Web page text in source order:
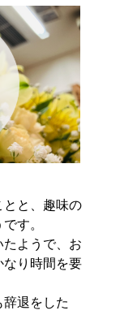
とと、趣味の
す。
たようで、お
なり時間を要
辞退をした